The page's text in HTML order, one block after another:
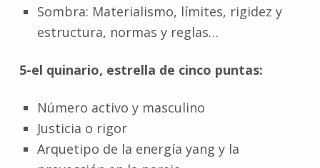
Sombra: Materialismo, límites, rigidez y
estructura, normas y reglas…
5-el quinario, estrella de cinco puntas:
Número activo y masculino
Justicia o rigor
Arquetipo de la energía yang y la